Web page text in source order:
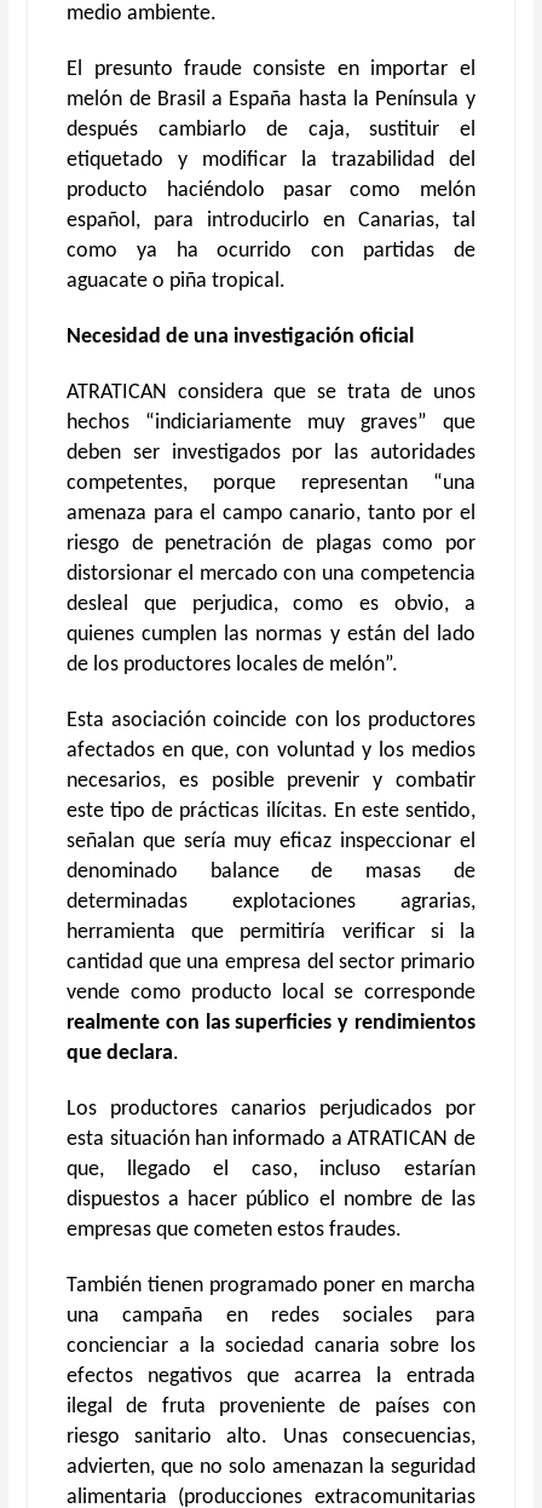
medio ambiente.
El presunto fraude consiste en importar el
melón de Brasil a España hasta la Península y
después cambiarlo de caja, sustituir el
etiquetado y modificar la trazabilidad del
producto haciéndolo pasar como melón
español, para introducirlo en Canarias, tal
como ya ha ocurrido con partidas de
aguacate o piña tropical.
Necesidad de una investigación oficial
ATRATICAN considera que se trata de unos
hechos “indiciariamente muy graves” que
deben ser investigados por las autoridades
competentes, porque representan “una
amenaza para el campo canario, tanto por el
riesgo de penetración de plagas como por
distorsionar el mercado con una competencia
desleal que perjudica, como es obvio, a
quienes cumplen las normas y están del lado
de los productores locales de melón”.
Esta asociación coincide con los productores
afectados en que, con voluntad y los medios
necesarios, es posible prevenir y combatir
este tipo de prácticas ilícitas. En este sentido,
señalan que sería muy eficaz inspeccionar el
denominado balance de masas de
determinadas explotaciones agrarias,
herramienta que permitiría verificar si la
cantidad que una empresa del sector primario
vende como producto local se corresponde
realmente con las superficies y rendimientos
que declara.
Los productores canarios perjudicados por
esta situación han informado a ATRATICAN de
que, llegado el caso, incluso estarían
dispuestos a hacer público el nombre de las
empresas que cometen estos fraudes.
También tienen programado poner en marcha
una campaña en redes sociales para
concienciar a la sociedad canaria sobre los
efectos negativos que acarrea la entrada
ilegal de fruta proveniente de países con
riesgo sanitario alto. Unas consecuencias,
advierten, que no solo amenazan la seguridad
alimentaria (producciones extracomunitarias